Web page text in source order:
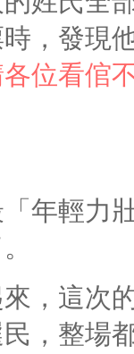
，發現
位看倌
年輕力
，這次
，整場